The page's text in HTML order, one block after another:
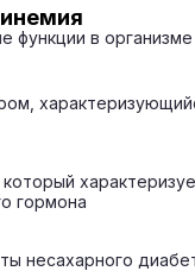
функции в организме
гормона
несахарного